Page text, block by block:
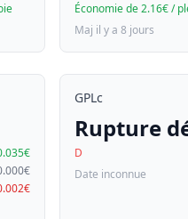
Économie de 2.16€ /
Maj il y a 8 jours
GPLc
Rupture
D
Date inconnue